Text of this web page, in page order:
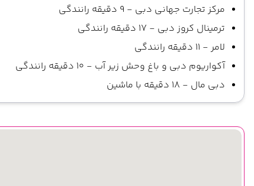
مرکز تجارت جهانی دبی - 9 دقیقه رانندگی
ترمینال کروز دبی - 17 دقیقه رانندگی
لامر - 11 دقیقه رانندگی
آکواریوم دبی و باغ وحش زیر آب - 10 دقیقه رانندگی
دبی مال - 18 دقیقه با ماشین